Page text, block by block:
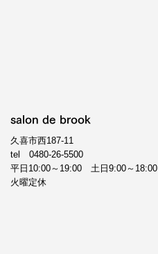
salon de brook
久喜市西187-11
tel 0480-26-5500
平日10:00～19:00 土日9:00～18:00
火曜定休